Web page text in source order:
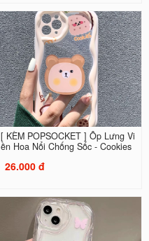
[ KÈM POPSOCKET ] Ốp Lưng Vi
ền Hoa Nổi Chống Sốc - Cookies
26.000 đ